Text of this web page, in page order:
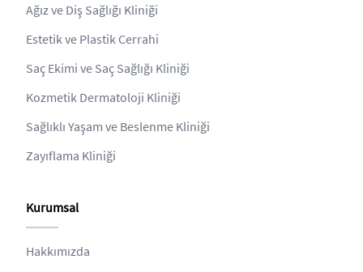
Ağız ve Diş Sağlığı Kliniği
Estetik ve Plastik Cerrahi
Saç Ekimi ve Saç Sağlığı Kliniği
Kozmetik Dermatoloji Kliniği
Sağlıklı Yaşam ve Beslenme Kliniği
Zayıflama Kliniği
Kurumsal
Hakkımızda